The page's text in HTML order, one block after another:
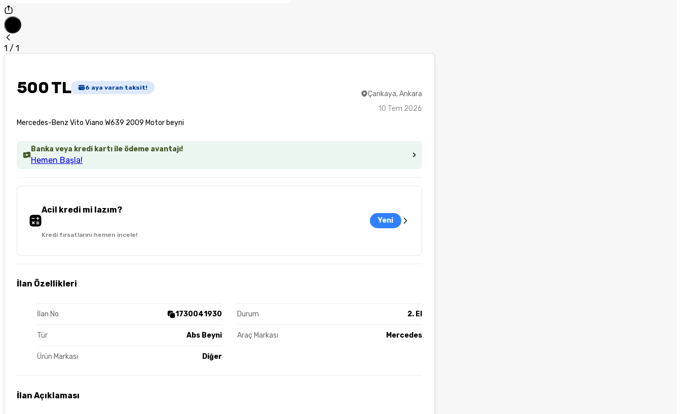
1 / 1
500 TL 6 aya varan taksit!
Mercedes-Benz Vito Viano W639 2009 Motor beyni
Çankaya, Ankara
10 Tem 2026
Banka veya kredi kartı ile ödeme avantajı!
Hemen Başla!
Acil kredi mi lazım?
Kredi fırsatlarını hemen incele!
Yeni
İlan Özellikleri
İlan No 1730041930 Durum 2. El
Tür Abs Beyni Araç Markası Mercedes
Ürün Markası Diğer
İlan Açıklaması